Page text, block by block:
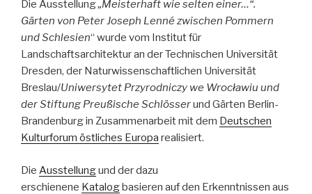
Die Ausstellung„Meisterhaft wie selten einer…“.
Gärten von Peter Joseph Lenné zwischen Pommern
und Schlesien“ wurde vom Institut für
Landschaftsarchitektur an der Technischen Universität
Dresden, der Naturwissenschaftlichen Universität
Breslau/Uniwersytet Przyrodniczy we Wrocławiu und
der Stiftung Preußische Schlösserund Gärten Berlin-
Brandenburg in Zusammenarbeit mit dem Deutschen
Kulturforum östliches Europa realisiert.
Die Ausstellungund der dazu
erschienene Katalogbasieren auf den Erkenntnissen aus